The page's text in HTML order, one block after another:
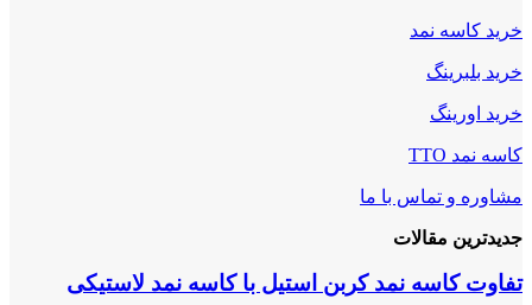
خرید کاسه نمد
خرید بلبرینگ
خرید اورینگ
کاسه نمد TTO
مشاوره و تماس با ما
جدیدترین مقالات
تفاوت کاسه نمد کربن استیل با کاسه نمد لاستیکی